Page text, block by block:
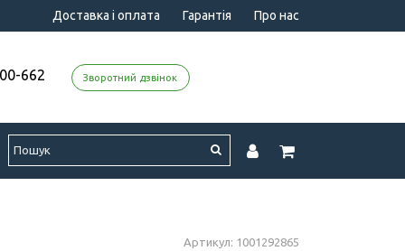
Доставка і оплата Гарантія Про нас
662 Зворотний дзвінок
Артикул: 1001292865